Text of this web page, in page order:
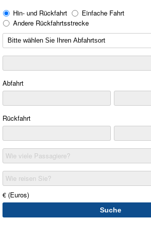
Hin- und Rückfahrt
Einfache Fahrt
Andere Rückfahrtsstrecke
Abfahrt
Rückfahrt
Wie viele Passagiere?
Wie reisen Sie?
€ (Euros)
Suche